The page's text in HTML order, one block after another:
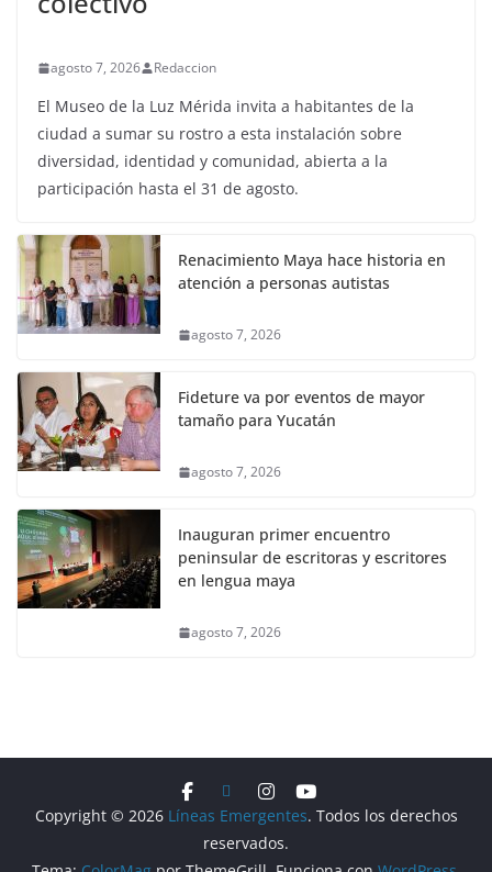
agosto 7, 2026 Redaccion
El Museo de la Luz Mérida invita a habitantes de la
ciudad a sumar su rostro a esta instalación sobre
diversidad, identidad y comunidad, abierta a la
participación hasta el 31 de agosto.
Renacimiento Maya hace historia en
atención a personas autistas
agosto 7, 2026
Fideture va por eventos de mayor
tamaño para Yucatán
agosto 7, 2026
Inauguran primer encuentro
peninsular de escritoras y escritores
en lengua maya
agosto 7, 2026
Copyright © 2026 Líneas Emergentes. Todos los derechos
reservados.